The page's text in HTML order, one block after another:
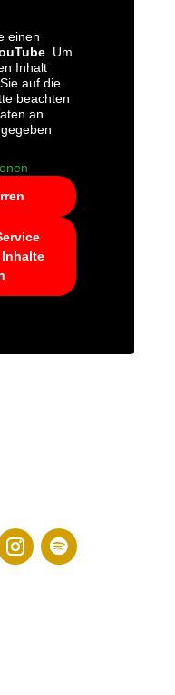
einen
. Um
Inhalt
auf die
beachten
an